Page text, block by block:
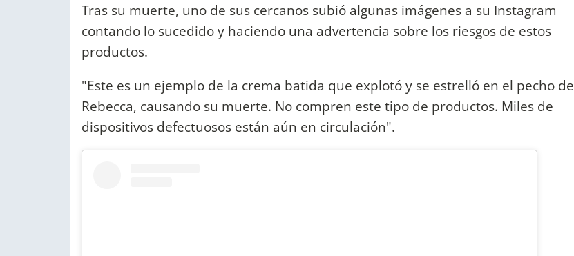
Tras su muerte, uno de sus cercanos subió algunas imágenes a su Instagram
contando lo sucedido y haciendo una advertencia sobre los riesgos de estos
productos.
"Este es un ejemplo de la crema batida que explotó y se estrelló en el pecho de
Rebecca, causando su muerte. No compren este tipo de productos. Miles de
dispositivos defectuosos están aún en circulación".